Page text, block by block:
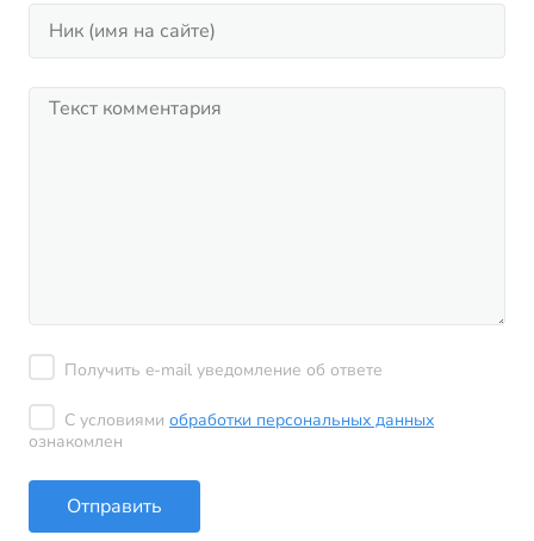
Получить e-mail уведомление об ответе
С условиями обработки персональных данных
ознакомлен
Отправить